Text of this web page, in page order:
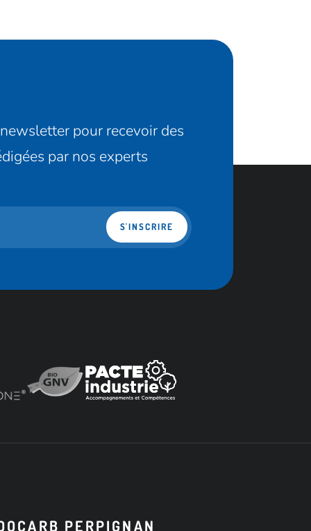
pour recevoir des
par nos experts
S'INSCRIRE
PERPIGNAN